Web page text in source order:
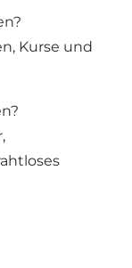
Kurse und